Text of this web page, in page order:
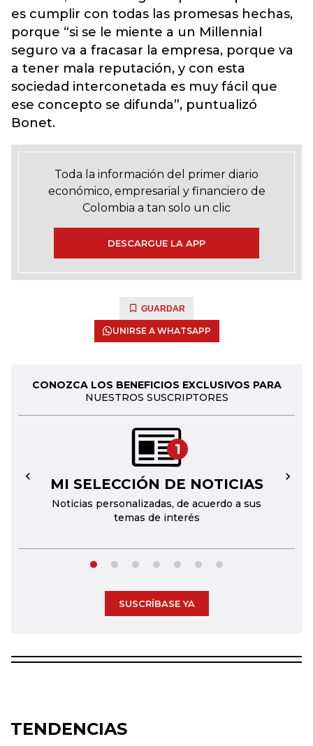
es cumplir con todas las promesas hechas,
porque “si se le miente a un Millennial
seguro va a fracasar la empresa, porque va
a tener mala reputación, y con esta
sociedad interconetada es muy fácil que
ese concepto se difunda”, puntualizó
Bonet.
Toda la información del primer diario
económico, empresarial y financiero de
Colombia a tan solo un clic
DESCARGUE LA APP
GUARDAR
UNIRSE A WHATSAPP
CONOZCA LOS BENEFICIOS EXCLUSIVOS PARA
NUESTROS SUSCRIPTORES
1
MI SELECCIÓN DE NOTICIAS
Noticias personalizadas, de acuerdo a sus
temas de interés
← →
SUSCRÍBASE YA
TENDENCIAS